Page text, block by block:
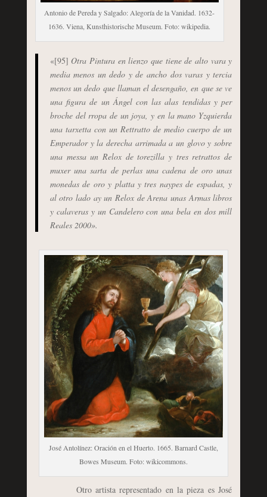
Antonio de Pereda y Salgado: Alegoría de la Vanidad. 1632-
1636. Viena, Kunsthistorische Museum. Foto: wikipedia.
«[95] Otra Pintura en lienzo que tiene de alto vara y
media menos un dedo y de ancho dos varas y tercia
menos un dedo que llaman el desengaño, en que se ve
una figura de un Ángel con las alas tendidas y per
broche del rropa de un joya, y en la mano Yzquierda
una tarxetta con un Rettratto de medio cuerpo de un
Emperador y la derecha arrimada a un glovo y sobre
una messa un Relox de torezilla y tres retrattos de
muxer una sarta de perlas una cadena de oro unas
monedas de oro y platta y tres naypes de espadas, y
al otro lado ay un Relox de Arena unas Armas libros
y calaveras y un Candelero con una bela en dos mill
Reales 2000».
José Antolínez: Oración en el Huerto. 1665. Barnard Castle,
Bowes Museum. Foto: wikicommons.
Otro artista representado en la pieza es José